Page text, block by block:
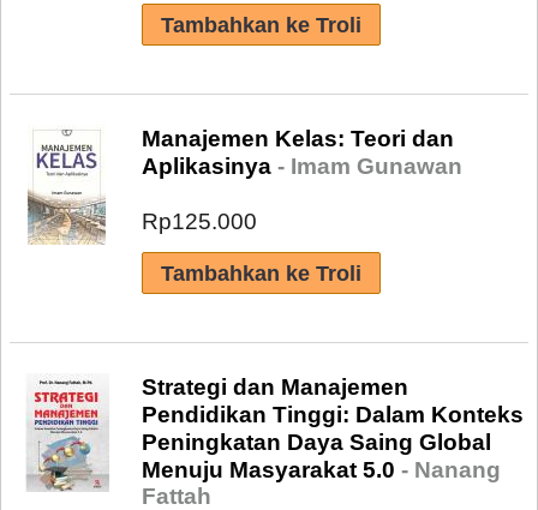
Manajemen Kelas: Teori dan
Aplikasinya - Imam Gunawan
Rp125.000
Strategi dan Manajemen
Pendidikan Tinggi: Dalam Konteks
Peningkatan Daya Saing Global
Menuju Masyarakat 5.0 - Nanang
Fattah